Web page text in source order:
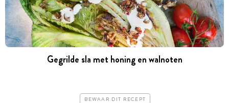
Gegrilde sla met honing en walnoten
BEWAAR DIT RECEPT